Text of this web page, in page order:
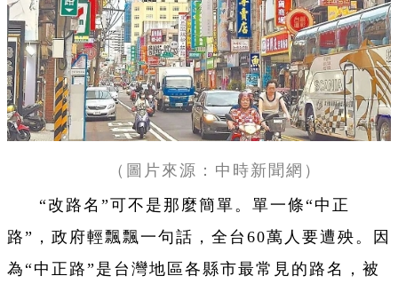
（圖片來源：中時新聞網）
“改路名”可不是那麼簡單。單一條“中正
路”，政府輕飄飄一句話，全台60萬人要遭殃。因
為“中正路”是台灣地區各縣市最常見的路名，被